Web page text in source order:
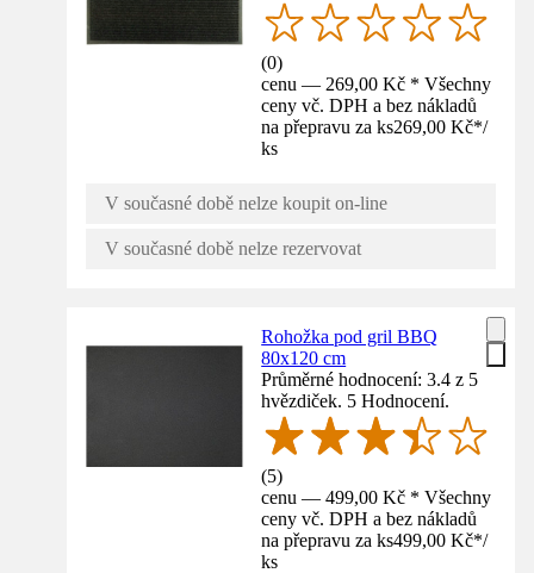
(0)
cenu — 269,00 Kč * Všechny
ceny vč. DPH a bez nákladů
na přepravu za ks269,00 Kč*/
ks
V současné době nelze koupit on-line
V současné době nelze rezervovat
Rohožka pod gril BBQ
80x120 cm
Průměrné hodnocení: 3.4 z 5
hvězdiček. 5 Hodnocení.
(5)
cenu — 499,00 Kč * Všechny
ceny vč. DPH a bez nákladů
na přepravu za ks499,00 Kč*/
ks